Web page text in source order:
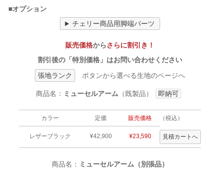
■オプション
チェリー商品用脚端パーツ
販売価格からさらに割引き！
割引後の「特別価格」はお問い合わせください
張地ランク
ボタンから選べる生地のページへ
商品名： ミューセルアーム （既製品） 即納可
カラー 定価 販売価格 （税込）
レザーブラック ¥42,900 ¥23,590
商品名： ミューセルアーム（別張品）